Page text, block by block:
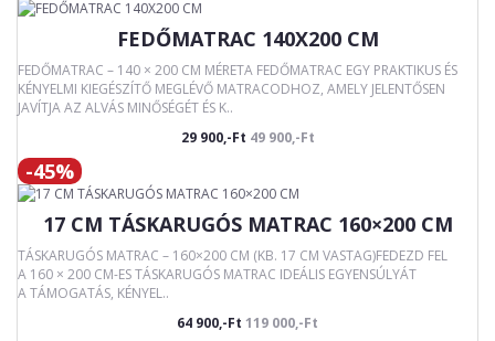
FEDŐMATRAC 140X200 CM
FEDŐMATRAC – 140 × 200 CM MÉRETA FEDŐMATRAC EGY PRAKTIKUS ÉS
KÉNYELMI KIEGÉSZÍTŐ MEGLÉVŐ MATRACODHOZ, AMELY JELENTŐSEN
JAVÍTJA AZ ALVÁS MINŐSÉGÉT ÉS K..
29 900,-Ft 49 900,-Ft
-45%
17 CM TÁSKARUGÓS MATRAC 160×200 CM
TÁSKARUGÓS MATRAC – 160×200 CM (KB. 17 CM VASTAG)FEDEZD FEL
A 160 × 200 CM-ES TÁSKARUGÓS MATRAC IDEÁLIS EGYENSÚLYÁT
A TÁMOGATÁS, KÉNYEL..
64 900,-Ft 119 000,-Ft